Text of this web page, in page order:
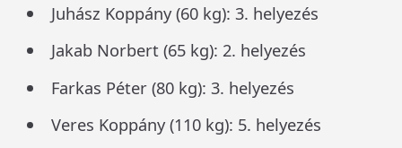
Juhász Koppány (60 kg): 3. helyezés
Jakab Norbert (65 kg): 2. helyezés
Farkas Péter (80 kg): 3. helyezés
Veres Koppány (110 kg): 5. helyezés